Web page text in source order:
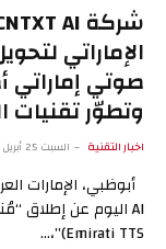
الإماراتي
صوتي إماراتي
وتطوّر تقنيات
اخبار التقنية السبت 25 أبريل 9:44 م
Emirati TTS)”،…